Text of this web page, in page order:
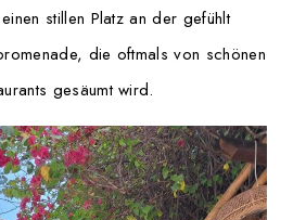
stillen Platz an der gefühlt
die oftmals von schönen
gesäumt wird.